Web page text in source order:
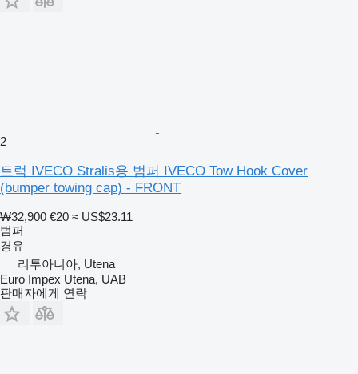
2
트럭 IVECO Stralis용 범퍼 IVECO Tow Hook Cover
(bumper towing cap) - FRONT
₩32,900 €20 ≈ US$23.11
범퍼
경유
리투아니아, Utena
Euro Impex Utena, UAB
판매자에게 연락